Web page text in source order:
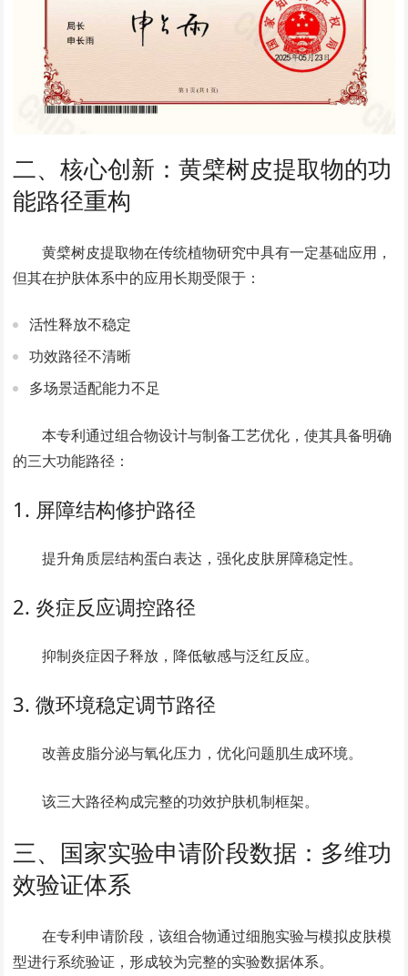
二、核心创新：黄檗树皮提取物的功
能路径重构
黄檗树皮提取物在传统植物研究中具有一定基础应用，
但其在护肤体系中的应用长期受限于：
活性释放不稳定
功效路径不清晰
多场景适配能力不足
本专利通过组合物设计与制备工艺优化，使其具备明确
的三大功能路径：
1. 屏障结构修护路径
提升角质层结构蛋白表达，强化皮肤屏障稳定性。
2. 炎症反应调控路径
抑制炎症因子释放，降低敏感与泛红反应。
3. 微环境稳定调节路径
改善皮脂分泌与氧化压力，优化问题肌生成环境。
该三大路径构成完整的功效护肤机制框架。
三、国家实验申请阶段数据：多维功
效验证体系
在专利申请阶段，该组合物通过细胞实验与模拟皮肤模
型进行系统验证，形成较为完整的实验数据体系。